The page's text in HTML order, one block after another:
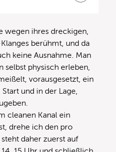
wegen ihres dreckigen,
berühmt, und da
keine Ausnahme. Man
selbst physisch erleben,
vorausgesetzt, ein
und in der Lage,
cleanen Kanal ein
drehe ich den pro
daher zuerst auf